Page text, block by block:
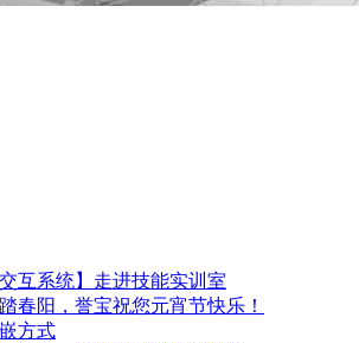
互系统】走进技能实训室
春阳，誉宝祝您元宵节快乐！
方式